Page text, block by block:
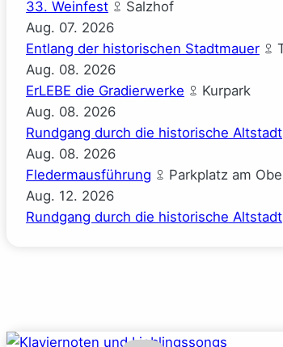
33. Weinfest
Salzhof
Aug. 07. 2026
Entlang der historischen Stadtmauer
Aug. 08. 2026
ErLEBE die Gradierwerke
Kurpark
Aug. 08. 2026
Rundgang durch die historische Altstadt
Aug. 08. 2026
Fledermausführung
Parkplatz am
Aug. 12. 2026
Rundgang durch die historische Altstadt